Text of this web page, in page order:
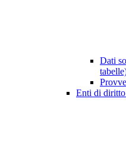
Dati
Enti di